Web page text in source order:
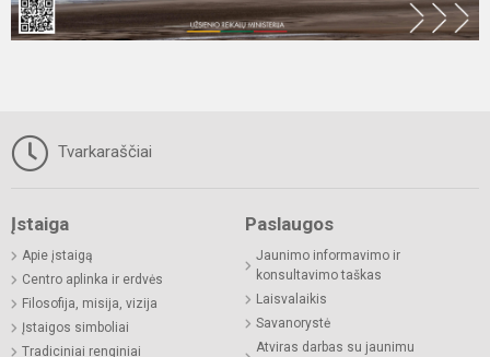
Tvarkaraščiai
Įstaiga
Apie įstaigą
Centro aplinka ir erdvės
Filosofija, misija, vizija
Įstaigos simboliai
Tradiciniai renginiai
Paslaugos
Jaunimo informavimo ir
konsultavimo taškas
Laisvalaikis
Savanorystė
Atviras darbas su jaunimu